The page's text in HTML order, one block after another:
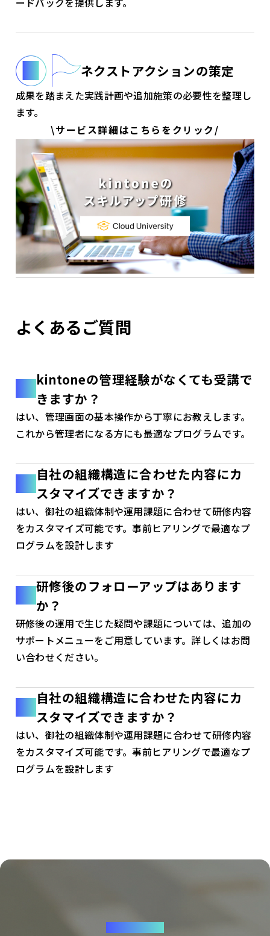
ネクストアクションの策定
成果を踏まえた実践計画や追加施策の必要性を整理し
ます。
\サービス詳細はこちらをクリック/
よくあるご質問
kintoneの管理経験がなくても受講で
きますか？
はい、管理画面の基本操作から丁寧にお教えします。
これから管理者になる方にも最適なプログラムです。
自社の組織構造に合わせた内容にカ
スタマイズできますか？
はい、御社の組織体制や運用課題に合わせて研修内容
をカスタマイズ可能です。事前ヒアリングで最適なプ
ログラムを設計します
研修後のフォローアップはあります
か？
研修後の運用で生じた疑問や課題については、追加の
サポートメニューをご用意しています。詳しくはお問
い合わせください。
自社の組織構造に合わせた内容にカ
スタマイズできますか？
はい、御社の組織体制や運用課題に合わせて研修内容
をカスタマイズ可能です。事前ヒアリングで最適なプ
ログラムを設計します
CONTACT